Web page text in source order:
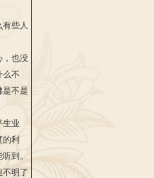
些人
，也没
么不
是不是
生业
利
到。
不明了